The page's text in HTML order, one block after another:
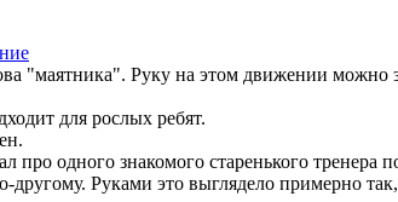
"маятника". Руку на этом движении можно
для рослых ребят.
одного знакомого старенького
другому. Руками это выглядело примерно